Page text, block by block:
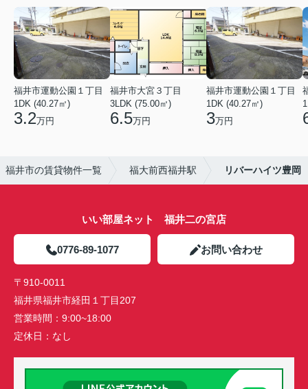
福井市運動公園１丁目
1DK (40.27㎡)
3.2万円
福井市大宮３丁目
3LDK (75.00㎡)
6.5万円
福井市運動公園１丁目
1DK (40.27㎡)
3万円
福井市の賃貸物件一覧 福大前西福井駅 リバーハイツ豊岡
いい部屋ネット 福井二の宮店
0776-89-1077 お問い合わせ
〒910-0011
福井県福井市経田１丁目207
営業時間： 9:00~18:00
定休日： なし